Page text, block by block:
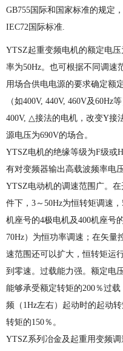
GB755 国际和国家标准的规定
IEC72 国际标准.
YTSZ起重变频电机的额定电压
率为50Hz。也可根据不同调速
用场合供电电源的要求确定额
（如400V, 440V, 460V及60Hz
400V, △接法的电机，改变Y接
源电压为690V的场合。
YTSZ电机的绝缘等级为F级或H
有对变频器输出高载波频率电
YTSZ电动机的调速范围广。在
件下， 3 ～ 50Hz为恒转矩调速，
机座号的4极电机及400机座号
70Hz）为恒功率调速；在矢量
速范围还可以扩大，恒转矩运
到零速。过载能力强。额定电
能够承受额定转矩的200％过
频（ 1Hz左右）起动时的起动
转矩的150％。
YTSZ系列冶金及起重用变频